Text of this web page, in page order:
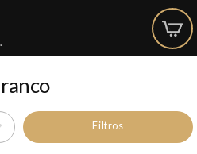
Filtros